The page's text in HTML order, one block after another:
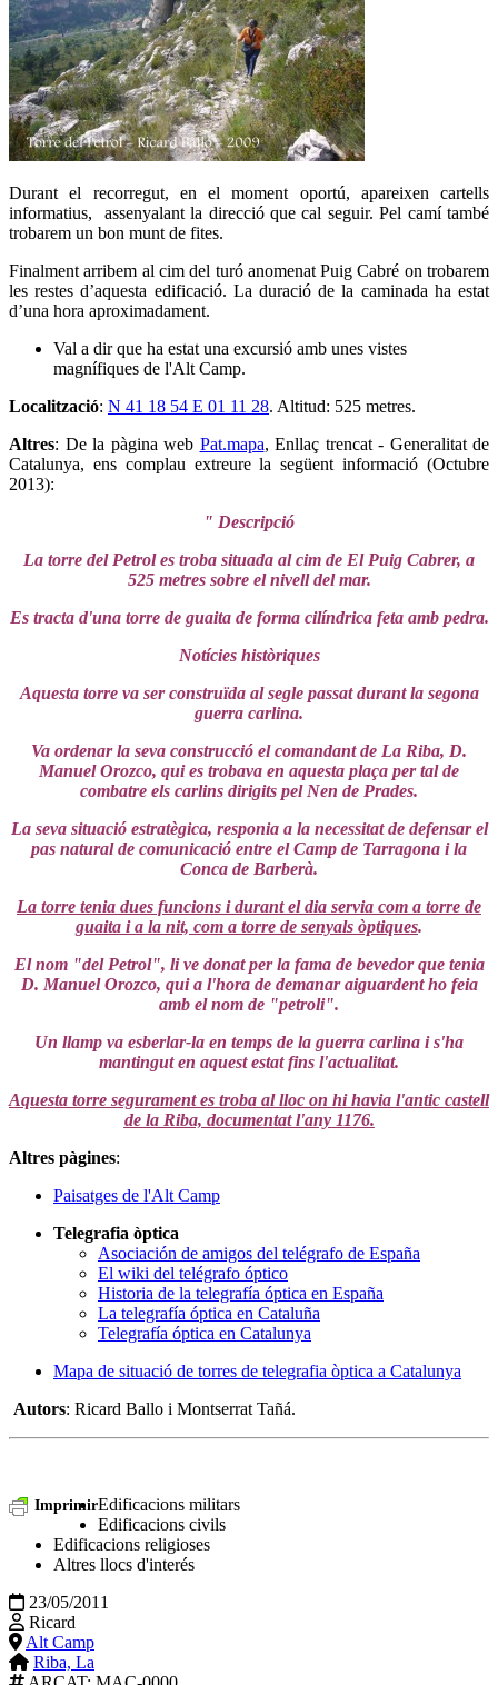
Durant el recorregut, en el moment oportú, apareixen cartells
informatius, assenyalant la direcció que cal seguir. Pel camí també
trobarem un bon munt de fites.
Finalment arribem al cim del turó anomenat Puig Cabré on trobarem
les restes d’aquesta edificació. La duració de la caminada ha estat
d’una hora aproximadament.
Val a dir que ha estat una excursió amb unes vistes
magnífiques de l'Alt Camp.
Localització: N 41 18 54 E 01 11 28. Altitud: 525 metres.
Altres: De la pàgina web Pat.mapa, Enllaç trencat - Generalitat de
Catalunya, ens complau extreure la següent informació (Octubre
2013):
" Descripció
La torre del Petrol es troba situada al cim de El Puig Cabrer, a
525 metres sobre el nivell del mar.
Es tracta d'una torre de guaita de forma cilíndrica feta amb pedra.
Notícies històriques
Aquesta torre va ser construïda al segle passat durant la segona
guerra carlina.
Va ordenar la seva construcció el comandant de La Riba, D.
Manuel Orozco, qui es trobava en aquesta plaça per tal de
combatre els carlins dirigits pel Nen de Prades.
La seva situació estratègica, responia a la necessitat de defensar el
pas natural de comunicació entre el Camp de Tarragona i la
Conca de Barberà.
La torre tenia dues funcions i durant el dia servia com a torre de
guaita i a la nit, com a torre de senyals òptiques.
El nom "del Petrol", li ve donat per la fama de bevedor que tenia
D. Manuel Orozco, qui a l'hora de demanar aiguardent ho feia
amb el nom de "petroli".
Un llamp va esberlar-la en temps de la guerra carlina i s'ha
mantingut en aquest estat fins l'actualitat.
Aquesta torre segurament es troba al lloc on hi havia l'antic castell
de la Riba, documentat l'any 1176.
Altres pàgines:
Paisatges de l'Alt Camp
Telegrafia òptica
Asociación de amigos del telégrafo de España
El wiki del telégrafo óptico
Historia de la telegrafía óptica en España
La telegrafía óptica en Cataluña
Telegrafía óptica en Catalunya
Mapa de situació de torres de telegrafia òptica a Catalunya
Autors: Ricard Ballo i Montserrat Tañá.
ImprimirEdificacions militars
Edificacions civils
Edificacions religioses
Altres llocs d'interés
23/05/2011
Ricard
Alt Camp
Riba, La